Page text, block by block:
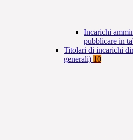
Incarichi
pubblicare in
Titolari di incarichi
generali) 10